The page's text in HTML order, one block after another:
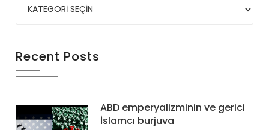
Recent Posts
ABD emperyalizminin ve gerici
İslamcı burjuva